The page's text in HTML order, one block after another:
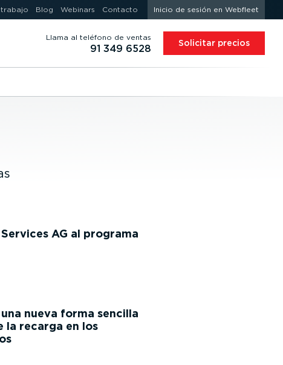
Blog Webinars Contacto Inicio de sesión en Webfleet
Llama al teléfono de ventas
91 349 6528 Solicitar precios
AG al programa
nueva forma sencilla
la recarga en los